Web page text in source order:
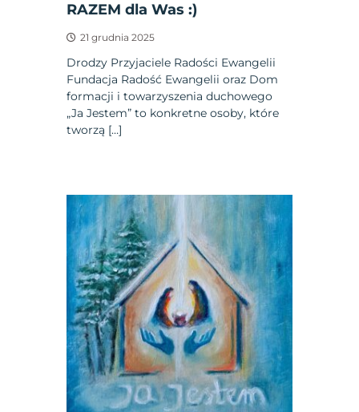
RAZEM dla Was :)
21 grudnia 2025
Drodzy Przyjaciele Radości Ewangelii
Fundacja Radość Ewangelii oraz Dom
formacji i towarzyszenia duchowego
„Ja Jestem” to konkretne osoby, które
tworzą […]